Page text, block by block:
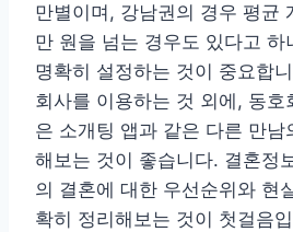
만별이며, 강남권의 경우 평균
만 원을 넘는 경우도 있다고 하
명확히 설정하는 것이 중요합
회사를 이용하는 것 외에, 동호
은 소개팅 앱과 같은 다른 만남
해보는 것이 좋습니다. 결혼정
의 결혼에 대한 우선순위와 현
확히 정리해보는 것이 첫걸음